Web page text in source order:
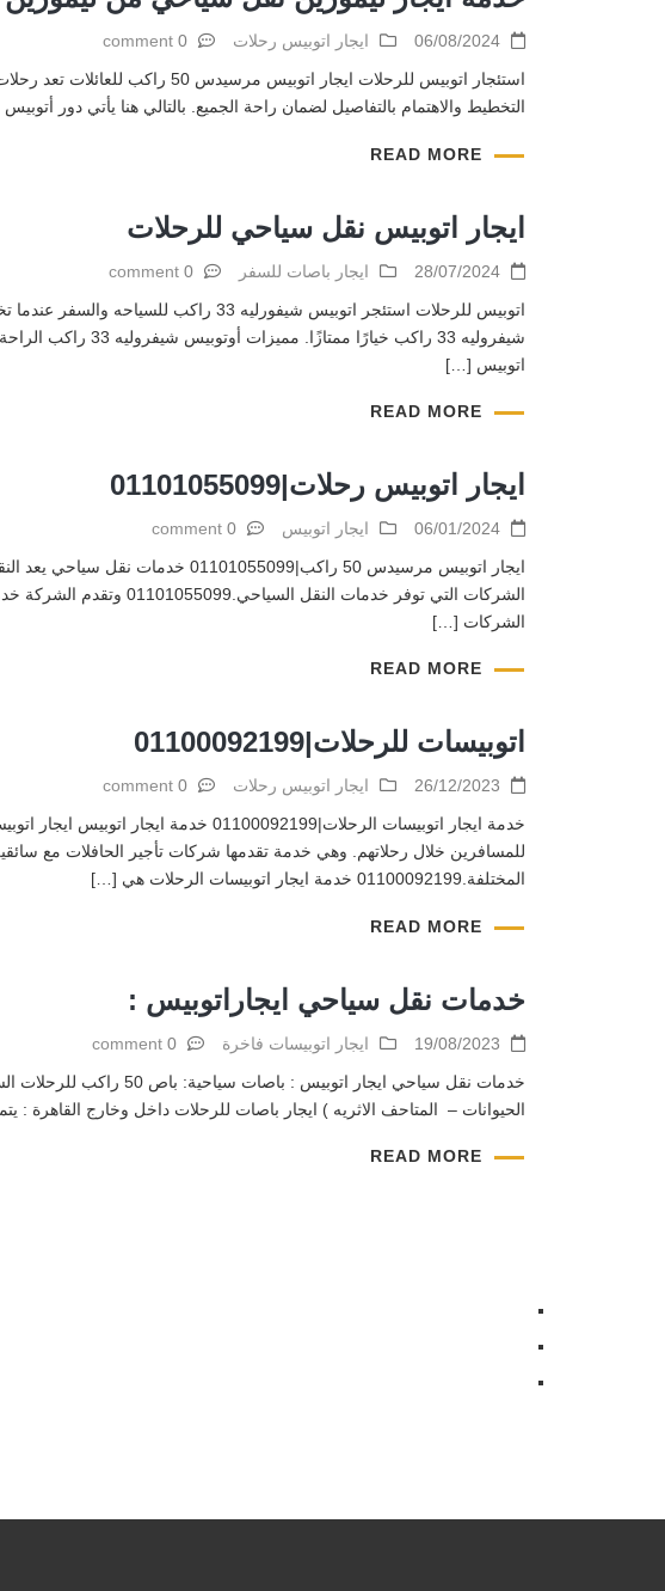
06/08/2024 ايجار اتوبيس رحلات
0 comment
استئجار اتوبيس للرحلات ايجار
التخطيط والاهتمام بالتفاصيل لضمان راحة الجميع. بالتالي هنا يأتي دور أتوبيس مرسيدس 50 راكب الذي يوفر حلاً مثالياً للعائلات الكبيرة. مميزات
READ MORE
ايجار اتوبيس نقل سياحي للرحلات
28/07/2024 ايجار باصات للسفر
0 comment
اتوبيس للرحلات استئجر اتوبيس
اتوبيس […]
READ MORE
ايجار اتوبيس رحلات|01101055099
06/01/2024 ايجار اتوبيس
0 comment
ايجار اتوبيس مرسيدس 50
الشركات […]
READ MORE
اتوبيسات للرحلات|01100092199
26/12/2023 ايجار اتوبيس رحلات
0 comment
خدمة ايجار اتوبيسات
للمسافرين خلال رحلاتهم. وهي خدمة تقدمها شركات تأجير الحافلات مع
المختلفة.01100092199 خدمة ايجار اتوبيسات الرحلات هي […]
READ MORE
خدمات نقل سياحي ايجاراتوبيس :
19/08/2023 ايجار اتوبيسات فاخرة
0 comment
الحيوانات – المتاحف الاثريه ) ايجار باصات للرحلات داخل وخارج
READ MORE